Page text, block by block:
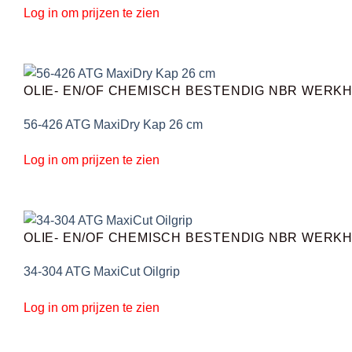
Log in om prijzen te zien
OLIE- EN/OF CHEMISCH BESTENDIG NBR
56-426 ATG MaxiDry Kap 26 cm
Log in om prijzen te zien
OLIE- EN/OF CHEMISCH BESTENDIG NBR
34-304 ATG MaxiCut Oilgrip
Log in om prijzen te zien